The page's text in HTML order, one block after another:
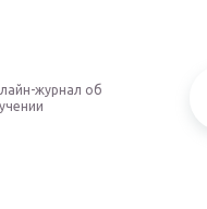
журнал об